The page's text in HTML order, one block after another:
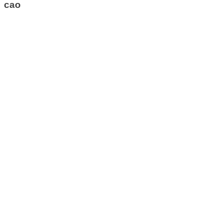
cao